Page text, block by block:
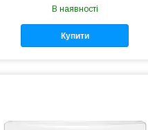
В наявності
Купити